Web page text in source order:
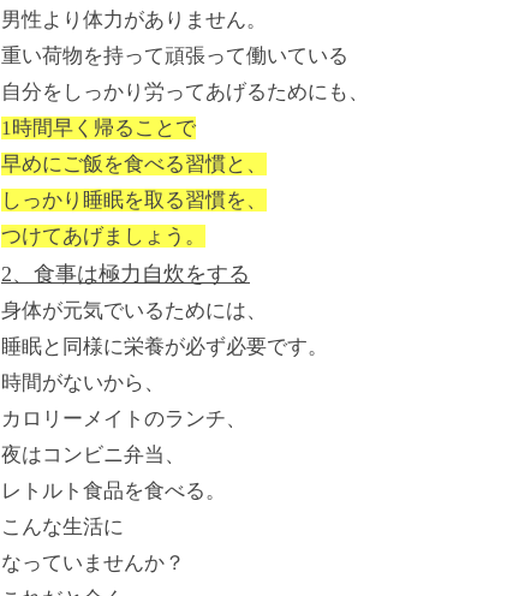
男性より体力がありません。
重い荷物を持って頑張って働いている
自分をしっかり労ってあげるためにも、
1時間早く帰ることで
早めにご飯を食べる習慣と、
しっかり睡眠を取る習慣を、
つけてあげましょう。
2、食事は極力自炊をする
身体が元気でいるためには、
睡眠と同様に栄養が必ず必要です。
時間がないから、
カロリーメイトのランチ、
夜はコンビニ弁当、
レトルト食品を食べる。
こんな生活に
なっていませんか？